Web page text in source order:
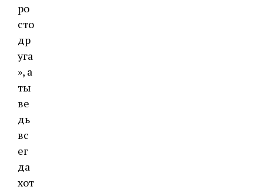
ро
сто
др
уга
», а
ты
ве
дь
вс
ег
да
хот